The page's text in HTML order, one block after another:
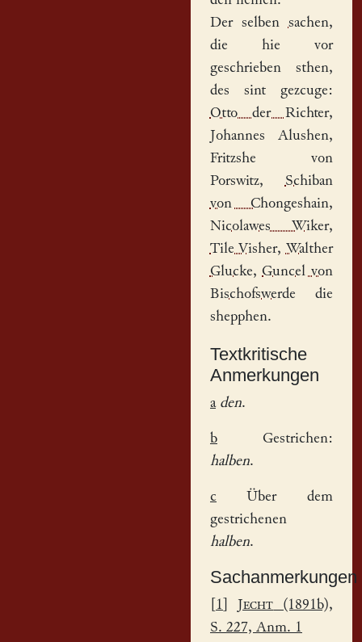
Der selbensachen,
die hie vor
geschrieben sthen,
des sint gezcuge:
Otto der Richter,
Johannes Alushen,
Fritzshe von
Porswitz,Schiban
von Chongeshain,
Nicolawes Wiker,
Tile Visher,Walther
Glucke,Guncel von
Bischofswerde die
shepphen.
Textkritische
Anmerkungen
a den.
bGestrichen:
halben.
c Über dem
gestrichenen
halben.
Sachanmerkungen
1 Jecht (1891b),
S. 227, Anm. 1